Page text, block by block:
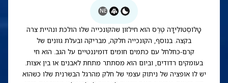
NE
טָלוֹסְטוֹלִידָה טֶרֶס הוא חילזון שהקונכייה שלו הולכת ונהיית צרה
בקצה. בנוסף, הקונכייה חלקה, מבריקה ובעלת גוונים של
קרם-כחלחל עם כתמים חומים דומיננטיים על הגב. הוא חי
בעומקים רדודים, וביום הוא מסתתר מתחת לאבנים או בין אצות.
יש לו אופציה של ניתוק עצמי של חלק מהרגל הבשרנית שלו כשהוא